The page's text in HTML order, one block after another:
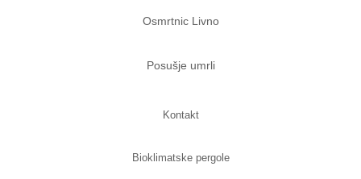
Osmrtnic Livno
Posušje umrli
Kontakt
Bioklimatske pergole